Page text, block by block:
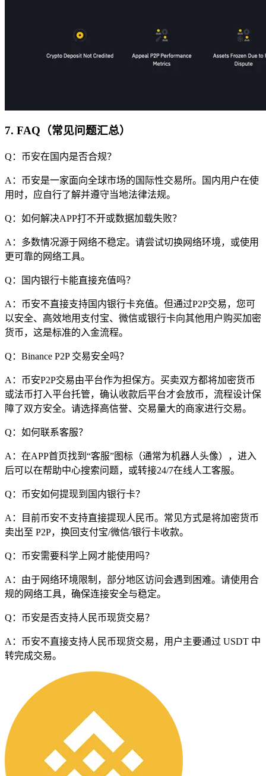
7. FAQ（常见问题汇总）
Q：币安在国内是否合规？
A：币安是一家面向全球市场的国际性交易所。国内用户在使
用时，应自行了解并遵守当地法律法规。
Q：如何解决APP打不开或数据加载失败？
A：多数情况源于网络不稳定。请尝试切换网络环境，或使用
更可靠的网络工具。
Q：国内银行卡能直接充值吗？
A：币安不直接支持国内银行卡充值。但通过P2P交易，您可
以安全、高效地用支付宝、微信或银行卡向其他用户购买加密
货币，这是标准的入金流程。
Q：Binance P2P 交易安全吗？
A：币安P2P交易由平台作为担保方。买卖双方都将加密货币
或法币打入平台托管，确认收款后平台才会放币，流程设计保
障了双方安全。请选择高信誉、交易量大的商家进行交易。
Q：如何联系客服？
A：在APP首页找到“客服”图标（通常为机器人头像），进入
后可以在帮助中心搜索问题，或转接24/7在线人工客服。
Q：币安如何提现到国内银行卡？
A：目前币安不支持直接提现人民币。常见方式是将加密货币
卖出至 P2P，换回支付宝/微信/银行卡收款。
Q：币安需要科学上网才能使用吗？
A：由于网络环境限制，部分地区访问会遇到困难。请使用合
规的网络工具，确保连接安全与稳定。
Q：币安是否支持人民币现货交易？
A：币安不直接支持人民币现货交易，用户主要通过 USDT 中
转完成交易。